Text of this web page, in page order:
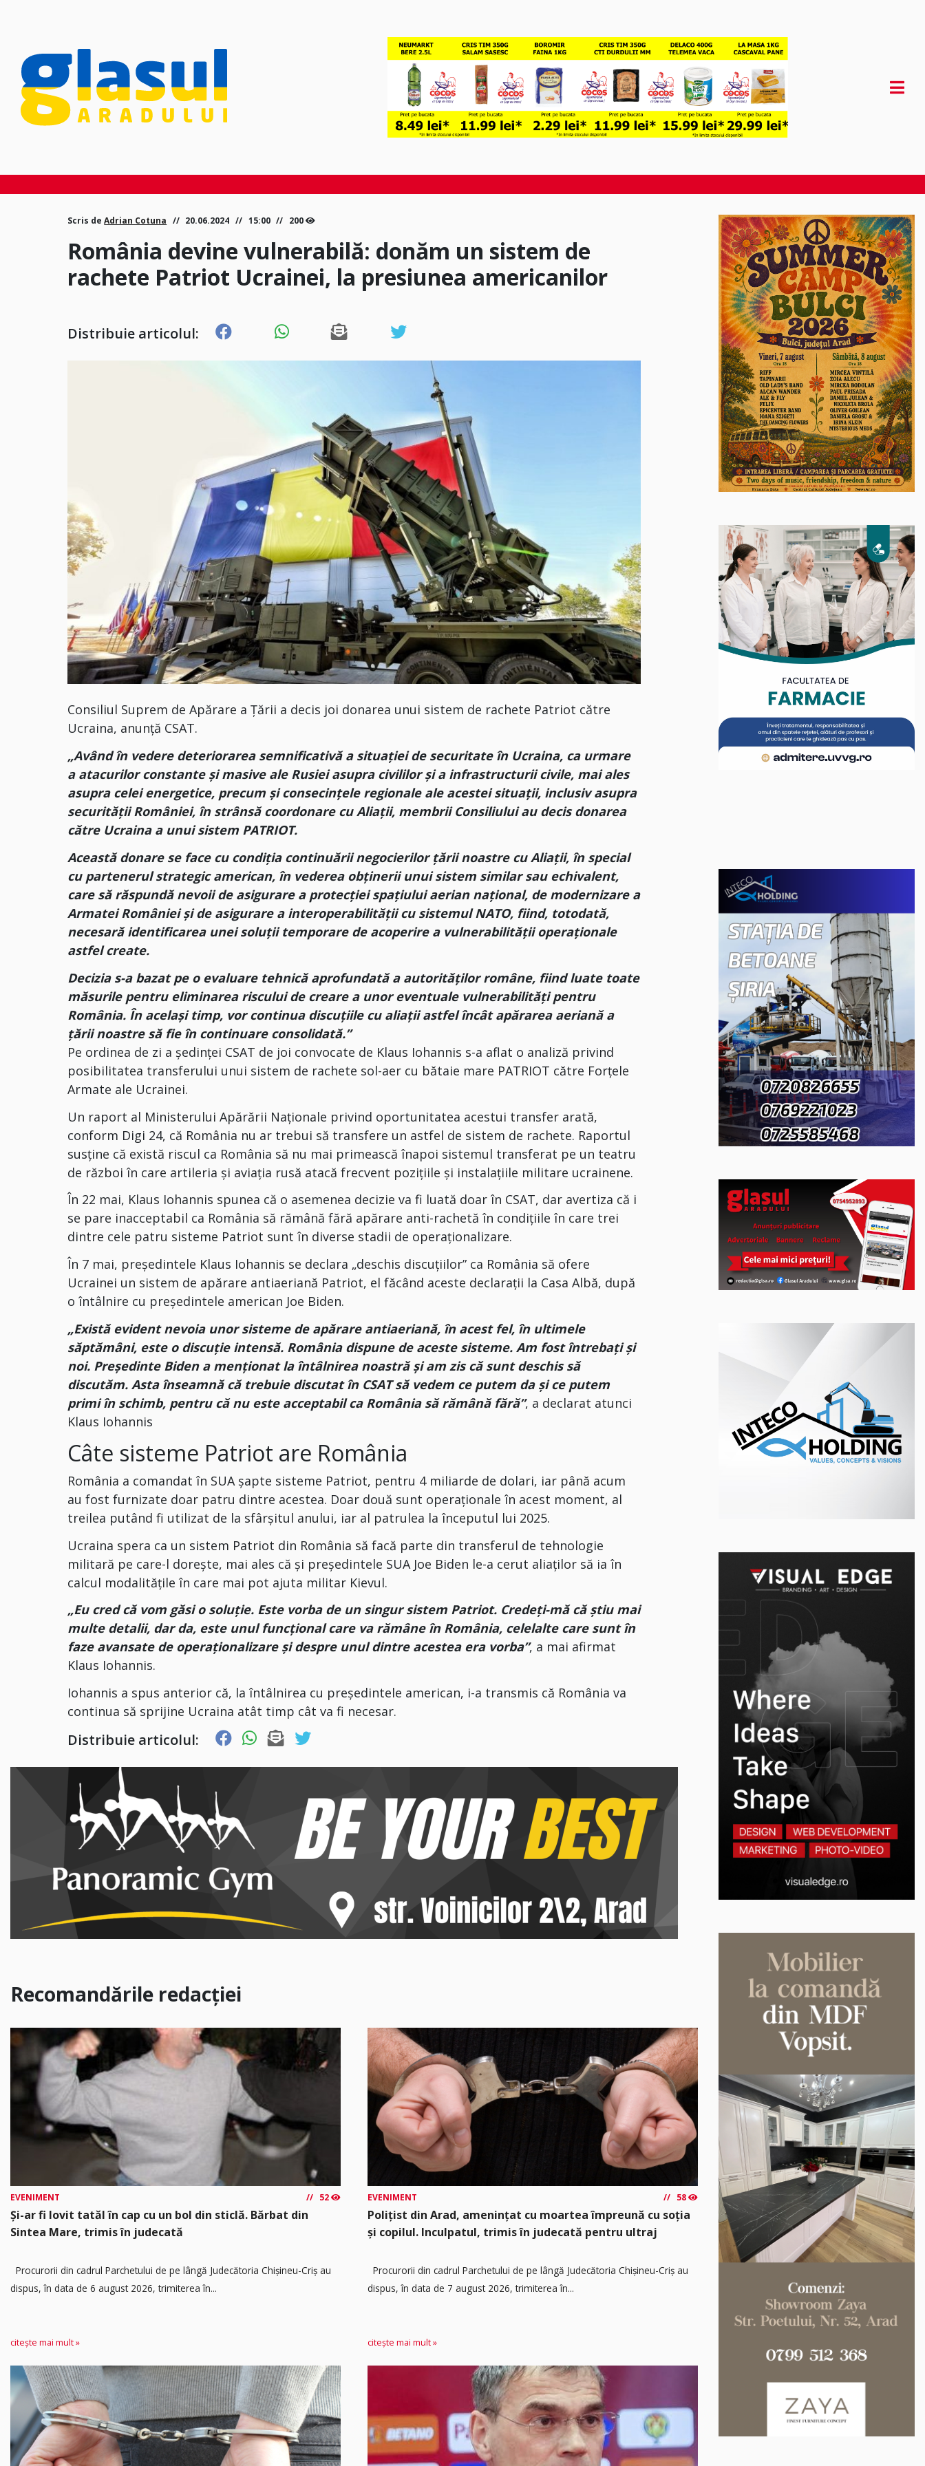
Scris deAdrian Cotuna 20.06.2024 15:00 200
România devine vulnerabilă: donăm un sistem de
rachete Patriot Ucrainei, la presiunea americanilor
Distribuie articolul:
Consiliul Suprem de Apărare a Țării a decis joi donarea unui sistem de rachete Patriot către
Ucraina, anunță CSAT.
„Având în vedere deteriorarea semnificativă a situației de securitate în Ucraina, ca urmare
a atacurilor constante și masive ale Rusiei asupra civililor și a infrastructurii civile, mai ales
asupra celei energetice, precum și consecințele regionale ale acestei situații, inclusiv asupra
securității României, în strânsă coordonare cu Aliații, membrii Consiliului au decis donarea
către Ucraina a unui sistem PATRIOT.
Această donare se face cu condiția continuării negocierilor țării noastre cu Aliații, în special
cu partenerul strategic american, în vederea obținerii unui sistem similar sau echivalent,
care să răspundă nevoii de asigurare a protecției spațiului aerian național, de modernizare a
Armatei României și de asigurare a interoperabilității cu sistemul NATO, fiind, totodată,
necesară identificarea unei soluții temporare de acoperire a vulnerabilității operaționale
astfel create.
Decizia s-a bazat pe o evaluare tehnică aprofundată a autorităților române, fiind luate toate
măsurile pentru eliminarea riscului de creare a unor eventuale vulnerabilități pentru
România. În același timp, vor continua discuțiile cu aliații astfel încât apărarea aeriană a
țării noastre să fie în continuare consolidată.”
Pe ordinea de zi a ședinței CSAT de joi convocate de Klaus Iohannis s-a aflat o analiză privind
posibilitatea transferului unui sistem de rachete sol-aer cu bătaie mare PATRIOT către Forţele
Armate ale Ucrainei.
Un raport al Ministerului Apărării Naționale privind oportunitatea acestui transfer arată,
conform Digi 24, că România nu ar trebui să transfere un astfel de sistem de rachete. Raportul
susține că există riscul ca România să nu mai primească înapoi sistemul transferat pe un teatru
de război în care artileria și aviația rusă atacă frecvent pozițiile și instalațiile militare ucrainene.
În 22 mai, Klaus Iohannis spunea că o asemenea decizie va fi luată doar în CSAT, dar avertiza că i
se pare inacceptabil ca România să rămână fără apărare anti-rachetă în condițiile în care trei
dintre cele patru sisteme Patriot sunt în diverse stadii de operaționalizare.
În 7 mai, președintele Klaus Iohannis se declara „deschis discuțiilor” ca România să ofere
Ucrainei un sistem de apărare antiaeriană Patriot, el făcând aceste declarații la Casa Albă, după
o întâlnire cu președintele american Joe Biden.
„Există evident nevoia unor sisteme de apărare antiaeriană, în acest fel, în ultimele
săptămâni, este o discuție intensă. România dispune de aceste sisteme. Am fost întrebați și
noi. Președinte Biden a menționat la întâlnirea noastră și am zis că sunt deschis să
discutăm. Asta înseamnă că trebuie discutat în CSAT să vedem ce putem da și ce putem
primi în schimb, pentru că nu este acceptabil ca România să rămână fără”, a declarat atunci
Klaus Iohannis
Câte sisteme Patriot are România
România a comandat în SUA șapte sisteme Patriot, pentru 4 miliarde de dolari, iar până acum
au fost furnizate doar patru dintre acestea. Doar două sunt operaționale în acest moment, al
treilea putând fi utilizat de la sfârșitul anului, iar al patrulea la începutul lui 2025.
Ucraina spera ca un sistem Patriot din România să facă parte din transferul de tehnologie
militară pe care-l dorește, mai ales că și președintele SUA Joe Biden le-a cerut aliaților să ia în
calcul modalitățile în care mai pot ajuta militar Kievul.
„Eu cred că vom găsi o soluţie. Este vorba de un singur sistem Patriot. Credeţi-mă că ştiu mai
multe detalii, dar da, este unul funcţional care va rămâne în România, celelalte care sunt în
faze avansate de operaţionalizare şi despre unul dintre acestea era vorba”, a mai afirmat
Klaus Iohannis.
Iohannis a spus anterior că, la întâlnirea cu președintele american, i-a transmis că România va
continua să sprijine Ucraina atât timp cât va fi necesar.
Distribuie articolul:
Recomandările redacției
EVENIMENT 52
Și-ar fi lovit tatăl în cap cu un bol din sticlă. Bărbat din
Sintea Mare, trimis în judecată
Procurorii din cadrul Parchetului de pe lângă Judecătoria Chișineu-Criș au
dispus, în data de 6 august 2026, trimiterea în...
citește mai mult »
EVENIMENT 58
Polițist din Arad, amenințat cu moartea împreună cu soția
și copilul. Inculpatul, trimis în judecată pentru ultraj
Procurorii din cadrul Parchetului de pe lângă Judecătoria Chișineu-Criș au
dispus, în data de 7 august 2026, trimiterea în...
citește mai mult »